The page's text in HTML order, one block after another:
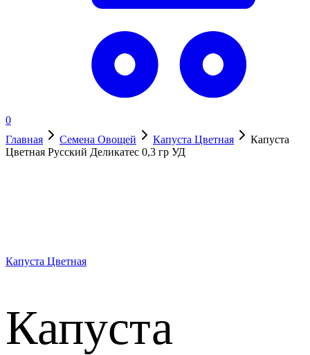
0
Главная
Семена Овощей Капуста Цветная
Капуста
Цветная Русский Деликатес 0,3 гр УД
Капуста Цветная
Капуста